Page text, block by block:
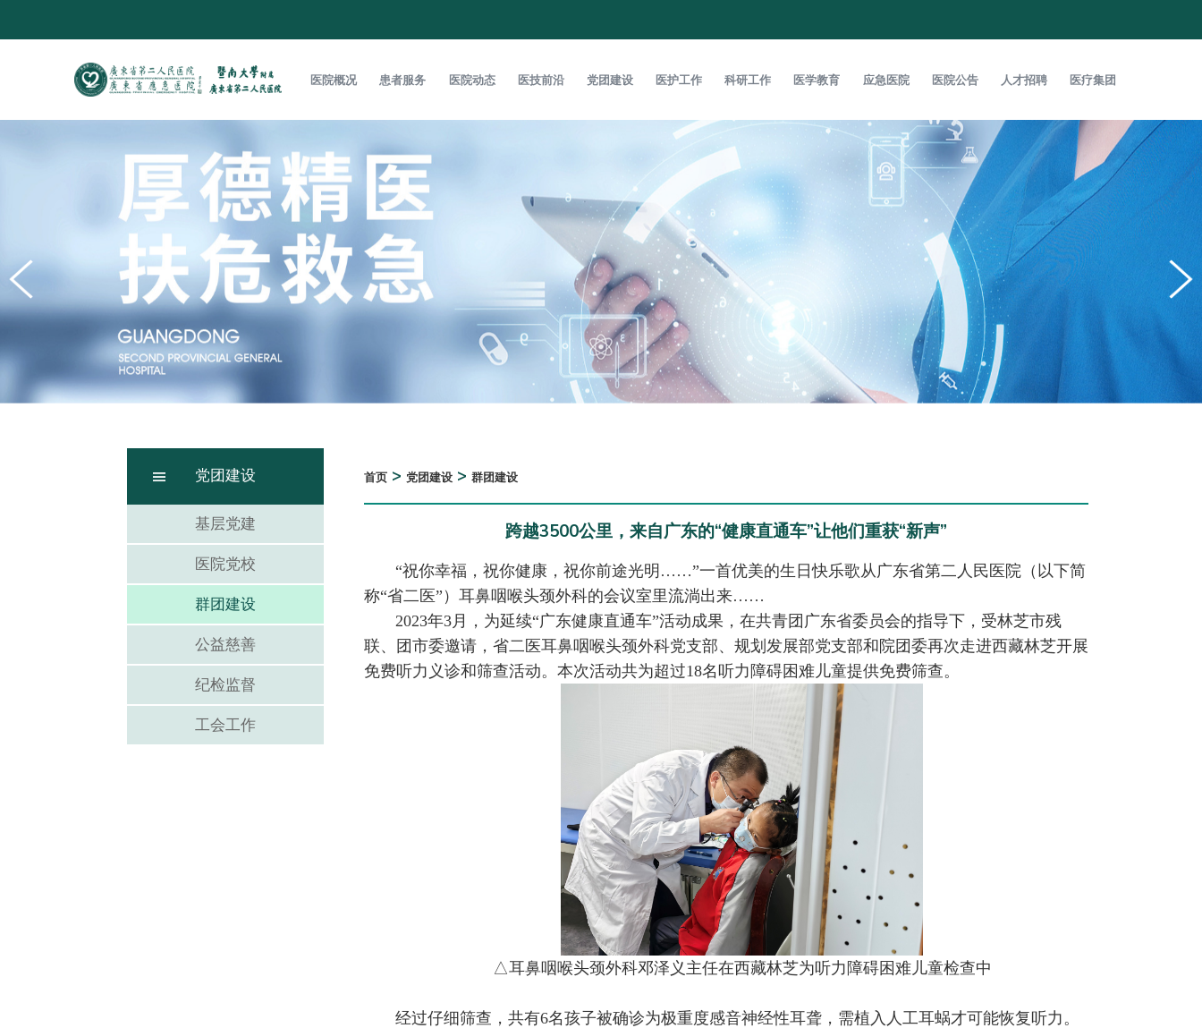
医院概况 患者服务 医院动态 医技前沿 党团建设 医护工作 科研工作 医学教育 应急医院 医院公告 人才招聘 医疗集团
党团建设
基层党建
医院党校
群团建设
公益慈善
纪检监督
工会工作
首页 > 党团建设 > 群团建设
跨越3500公里，来自广东的“健康直通车”让他们重获“新声”
“祝你幸福，祝你健康，祝你前途光明……”一首优美的生日快乐歌从广东省第二人民医院（以下简
称“省二医”）耳鼻咽喉头颈外科的会议室里流淌出来……
2023年3月，为延续“广东健康直通车”活动成果，在共青团广东省委员会的指导下，受林芝市残
联、团市委邀请，省二医耳鼻咽喉头颈外科党支部、规划发展部党支部和院团委再次走进西藏林芝开展
免费听力义诊和筛查活动。本次活动共为超过18名听力障碍困难儿童提供免费筛查。
△耳鼻咽喉头颈外科邓泽义主任在西藏林芝为听力障碍困难儿童检查中
经过仔细筛查，共有6名孩子被确诊为极重度感音神经性耳聋，需植入人工耳蜗才可能恢复听力。